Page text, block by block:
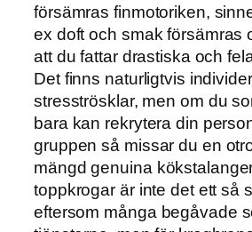
försämras finmotoriken,
ex doft och smak försämras
att du fattar drastiska och
Det finns naturligtvis
stresströsklar, men om du
bara kan rekrytera din
gruppen så missar du en
mängd genuina
toppkrogar är inte det ett så
eftersom många begåvade